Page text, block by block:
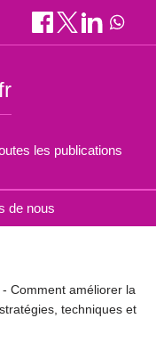
les publications
de nous
- Comment améliorer la
techniques et